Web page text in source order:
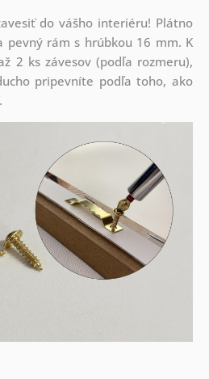
do vášho interiéru! Plátno
pevný rám s hrúbkou 16 mm. K
2 ks závesov (podľa rozmeru),
pripevníte podľa toho, ako